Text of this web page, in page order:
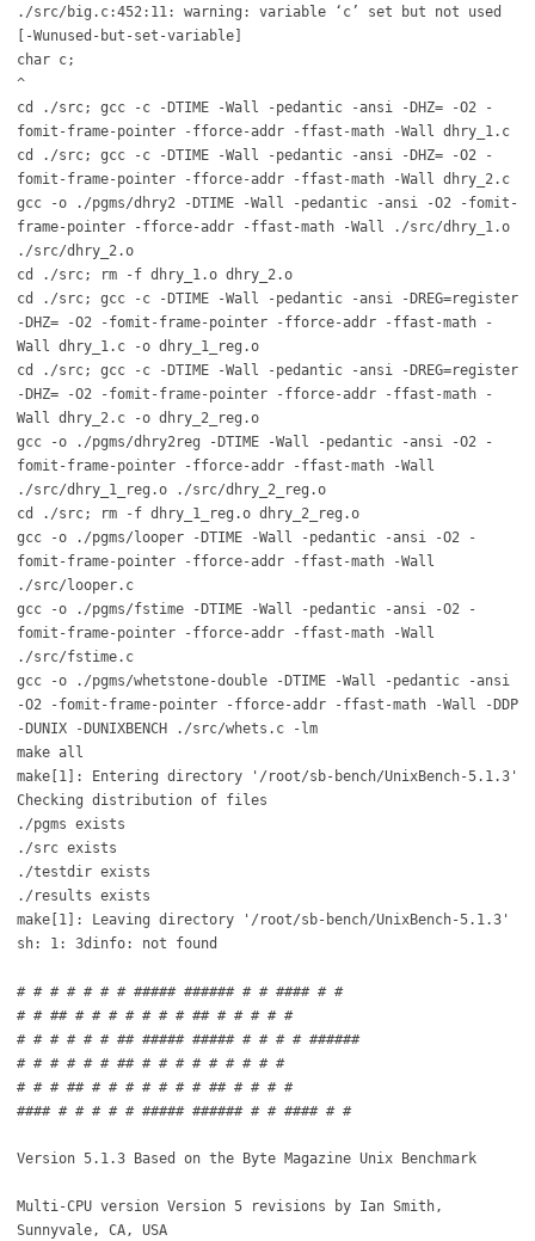
./src/big.c:452:11: warning: variable ‘c’ set but not used
[-Wunused-but-set-variable]
char c;
^
cd ./src; gcc -c -DTIME -Wall -pedantic -ansi -DHZ= -O2 -
fomit-frame-pointer -fforce-addr -ffast-math -Wall dhry_1.c
cd ./src; gcc -c -DTIME -Wall -pedantic -ansi -DHZ= -O2 -
fomit-frame-pointer -fforce-addr -ffast-math -Wall dhry_2.c
gcc -o ./pgms/dhry2 -DTIME -Wall -pedantic -ansi -O2 -fomit-
frame-pointer -fforce-addr -ffast-math -Wall ./src/dhry_1.o
./src/dhry_2.o
cd ./src; rm -f dhry_1.o dhry_2.o
cd ./src; gcc -c -DTIME -Wall -pedantic -ansi -DREG=register
-DHZ= -O2 -fomit-frame-pointer -fforce-addr -ffast-math -
Wall dhry_1.c -o dhry_1_reg.o
cd ./src; gcc -c -DTIME -Wall -pedantic -ansi -DREG=register
-DHZ= -O2 -fomit-frame-pointer -fforce-addr -ffast-math -
Wall dhry_2.c -o dhry_2_reg.o
gcc -o ./pgms/dhry2reg -DTIME -Wall -pedantic -ansi -O2 -
fomit-frame-pointer -fforce-addr -ffast-math -Wall
./src/dhry_1_reg.o ./src/dhry_2_reg.o
cd ./src; rm -f dhry_1_reg.o dhry_2_reg.o
gcc -o ./pgms/looper -DTIME -Wall -pedantic -ansi -O2 -
fomit-frame-pointer -fforce-addr -ffast-math -Wall
./src/looper.c
gcc -o ./pgms/fstime -DTIME -Wall -pedantic -ansi -O2 -
fomit-frame-pointer -fforce-addr -ffast-math -Wall
./src/fstime.c
gcc -o ./pgms/whetstone-double -DTIME -Wall -pedantic -ansi
-O2 -fomit-frame-pointer -fforce-addr -ffast-math -Wall -DDP
-DUNIX -DUNIXBENCH ./src/whets.c -lm
make all
make[1]: Entering directory '/root/sb-bench/UnixBench-5.1.3'
Checking distribution of files
./pgms exists
./src exists
./testdir exists
./results exists
make[1]: Leaving directory '/root/sb-bench/UnixBench-5.1.3'
sh: 1: 3dinfo: not found
# # # # # # # ##### ###### # # #### # #
# # ## # # # # # # # ## # # # # #
# # # # # # ## ##### ##### # # # # ######
# # # # # # ## # # # # # # # # #
# # # ## # # # # # # # ## # # # #
#### # # # # # ##### ###### # # #### # #
Version 5.1.3 Based on the Byte Magazine Unix Benchmark
Multi-CPU version Version 5 revisions by Ian Smith,
Sunnyvale, CA, USA